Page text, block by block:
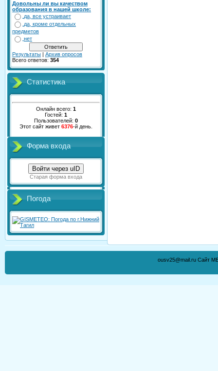
Довольны ли вы качеством
образования в нашей школе:
да, все устраивает
да, кроме отдельных
предметов
нет
Результаты | Архив опросов
Всего ответов: 354
Статистика
Онлайн всего: 1
Гостей: 1
Пользователей: 0
Этот сайт живет 6376-й день.
Форма входа
Войти через uID
Старая форма входа
Погода
ousv25@mail.ru Сайт